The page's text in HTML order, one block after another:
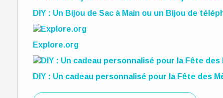
DIY : Un Bijou de Sac à Main ou un Bijou de
Explore.org
DIY : Un cadeau personnalisé pour la Fête des